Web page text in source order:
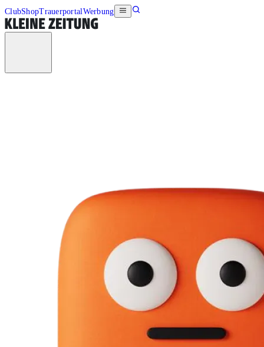
ClubShopTrauerportalWerbung